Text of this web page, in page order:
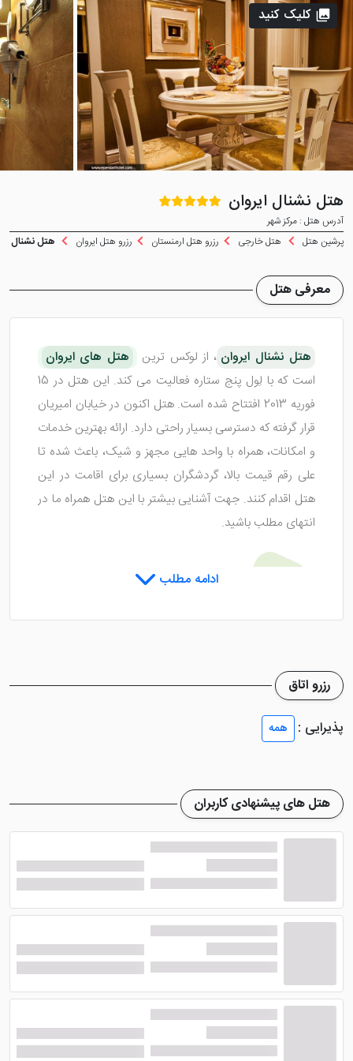
هتل نشنال ایروان
آدرس هتل : مرکز شهر
پرشین هتل
هتل خارجی رزرو هتل ارمنستان رزرو هتل ایروان هتل نشنال
کلیک کنید
معرفی هتل
هتل نشنال ایروان ، از لوکس ترین
هتل های ایروان
است که با لِول پنج ستاره فعالیت می کند. این هتل در 15
فوریه 2013 افتتاح شده است. هتل اکنون در خیابان امیریان
قرار گرفته که دسترسی بسیار راحتی دارد. ارائه بهترین خدمات
و امکانات، همراه با واحد هایی مجهز و شیک، باعث شده تا
علی رقم قیمت بالا، گردشگران بسیاری برای اقامت در این
هتل اقدام کنند. جهت آشنایی بیشتر با این هتل همراه ما در
انتهای مطلب باشید.
اتاق های هتل نشنال ایروان
که تمامی واحد ها، به یک شکل طراحی نشده اند و تنوع
نظر گرفتن تعداد نفرات برای انتخاب واحد، می توانید سلیقه
هتل نشنال ایروان اتاق های خود را با سقف های بلند و
قرنیز، پنجره های بزرگ و پرده های مجلل، شومینه و کاشی
کاری های رنگارنگ طراحی کرده است. تمامی این عوامل
دست به دست هم داده اند تا فضایی بی نظیر را برای اقامت
شما عزیزان فراهم کنند. در اکثر سوئیت ها نیز رنگ های
خنثی استفاده شده تا حسی آرامش بخش، هنگام استراحت
به شما منتقل شود.
علاوه بر تمامی این موارد، اتاق های هتل دارای امکانات
بسیار مجهزی هم هستند. بنابراین شما از هیچ نظر دچار
مشکل و یا کمبودی در واحد های این هتل نخواهید داشت.
از جمله این امکانات می توان بهWi-Fi رایگان، تلویزیون
ادامه مطلب
رزرو اتاق
پذیرایی :
همه
هتل های پیشنهادی کاربران